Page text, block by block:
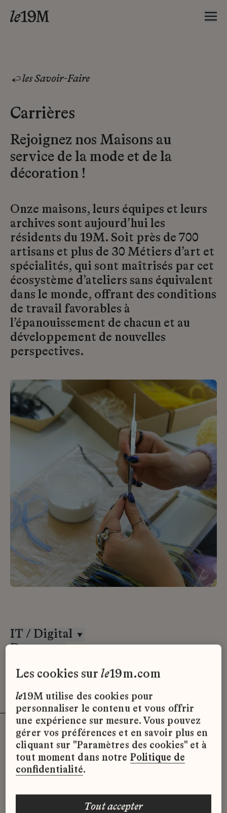
les Savoir-Faire
Carrières
Rejoignez nos Maisons au
service de la mode et de la
décoration !
Onze maisons, leurs équipes et leurs
archives sont aujourd’hui les
résidents du 19M. Soit près de 700
artisans et plus de 30 Métiers d’art et
spécialités, qui sont maîtrisés par cet
écosystème d’ateliers sans équivalent
dans le monde, offrant des conditions
de travail favorables à
l’épanouissement de chacun et au
développement de nouvelles
perspectives.
IT / Digital
Desrues
Désolé, il semble qu’il n’y ait pas
d’offres d’emploi disponibles pour le
moment.
les cookies surle19m.com
le19M utilise des cookies pour
personnaliser le contenu et vous offrir
une expérience sur mesure. Vous pouvez
gérer vos préférences et en savoir plus en
cliquant sur "Paramètres des cookies" et à
tout moment dans notre Politique de
confidentialité.
tout accepter